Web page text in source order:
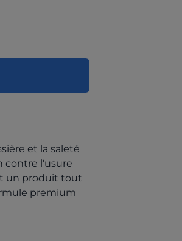
et la saleté
contre l'usure
un produit tout
premium